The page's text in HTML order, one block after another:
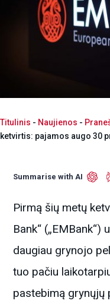
Titulinis - Naujienos -
ketvirtis: pajamos augo 30
Summarise with AI
Pirmą šių metų
Bank“
daugiau grynojo
tuo pačiu
pastebimą grynųjų